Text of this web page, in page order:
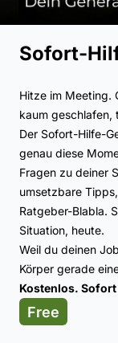
Sofort-
Hitze im Meeting.
kaum geschlafen,
Der Sofort-Hilfe-
genau diese
Fragen zu deiner
umsetzbare
Ratgeber-Blabla.
Situation, heute.
Weil du deinen
Körper gerade
Kostenlos.
Free